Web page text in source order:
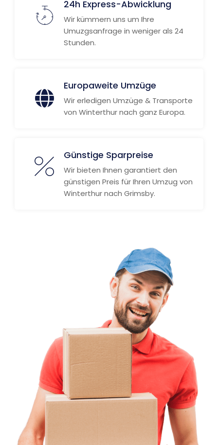
24h Express-Abwicklung
Wir kümmern uns um Ihre
Umuzgsanfrage in weniger als 24
Stunden.
Europaweite Umzüge
Wir erledigen Umzüge & Transporte
von Winterthur nach ganz Europa.
Günstige Sparpreise
Wir bieten Ihnen garantiert den
günstigen Preis für Ihren Umzug von
Winterthur nach Grimsby.